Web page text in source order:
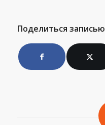
Поделиться записью